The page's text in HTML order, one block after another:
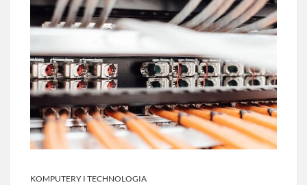
KOMPUTERY I TECHNOLOGIA